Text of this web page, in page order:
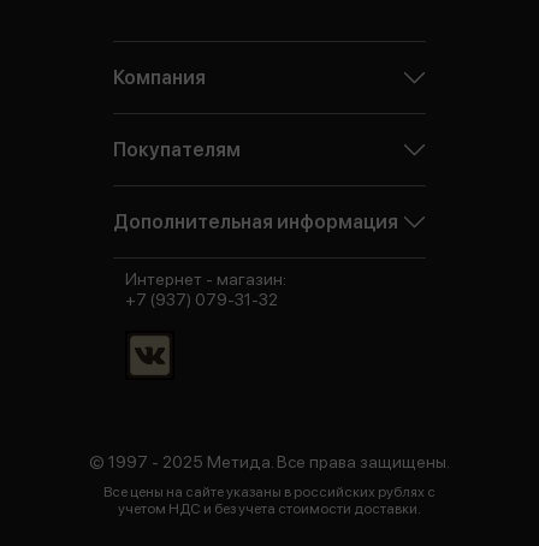
Компания
Покупателям
Дополнительная информация
© 1997 - 2025 Метида. Все права защищены.
Все цены на сайте указаны в российских рублях с
учетом НДС и без учета стоимости доставки.
Интернет - магазин:
+7 (937) 079-31-32